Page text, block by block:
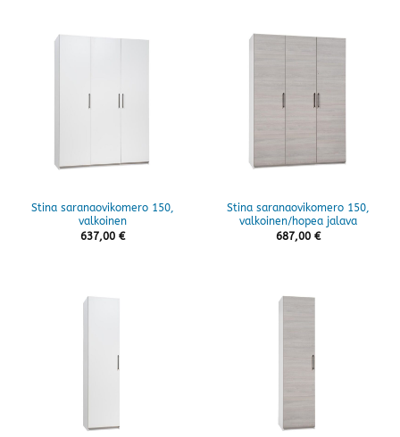
Stina saranaovikomero 150,
valkoinen
637,00 €
Stina saranaovikomero 150,
valkoinen/hopea jalava
687,00 €